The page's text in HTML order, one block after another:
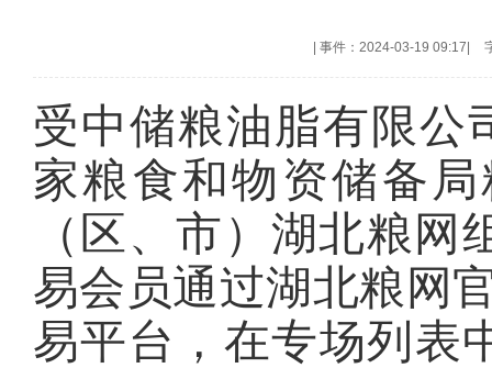
事件：2024-03-19 09:17
受中储粮油脂有限公
家粮食和物资储备
（区、市）湖北粮
易会员通过湖北粮网
易平台，在专场列表